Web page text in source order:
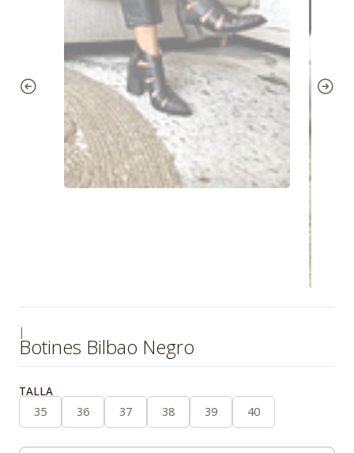
|
Botines Bilbao Negro
TALLA
35
36 37 38 39 40